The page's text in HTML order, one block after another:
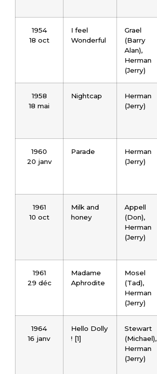
1954
18 oct
I feel
Wonderful
Grael
(Barry
Alan),
Herman
(Jerry)
1958
18 mai
Nightcap
Herman
(Jerry)
1960
20 janv
Parade
Herman
(Jerry)
1961
10 oct
Milk and
honey
Appell
(Don),
Herman
(Jerry)
1961
29 déc
Madame
Aphrodite
Mosel
(Tad),
Herman
(Jerry)
1964
16 janv
Hello Dolly
! [1]
Stewart
(Michael),
Herman
(Jerry)